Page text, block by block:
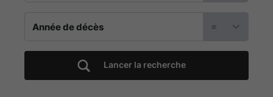
commune
d'ISSÉ
=
Lancer la recherche